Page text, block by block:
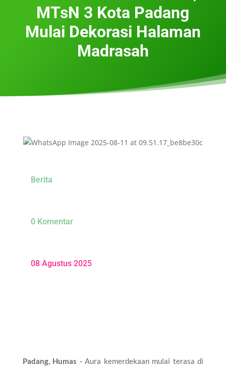
MTsN 3 Kota Padang
Mulai Dekorasi Halaman
Madrasah
Berita
0 Komentar
08 Agustus 2025
Padang, Humas -Aura kemerdekaan mulai terasa di